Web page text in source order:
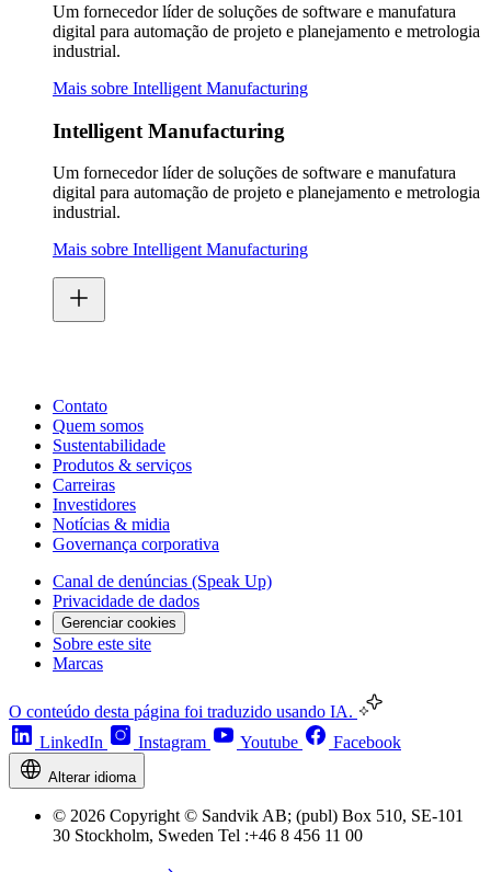
Um fornecedor líder de soluções de software e manufatura
digital para automação de projeto e planejamento e metrologia
industrial.
Mais sobre Intelligent Manufacturing
Intelligent Manufacturing
Um fornecedor líder de soluções de software e manufatura
digital para automação de projeto e planejamento e metrologia
industrial.
Mais sobre Intelligent Manufacturing
Contato
Quem somos
Sustentabilidade
Produtos & serviços
Carreiras
Investidores
Notícias & midia
Governança corporativa
Canal de denúncias (Speak Up)
Privacidade de dados
Gerenciar cookies
Sobre este site
Marcas
O conteúdo desta página foi traduzido usando IA.
LinkedIn
Instagram Youtube Facebook
Alterar idioma
© 2026 Copyright © Sandvik AB; (publ) Box 510, SE-101
30 Stockholm, Sweden Tel :+46 8 456 11 00